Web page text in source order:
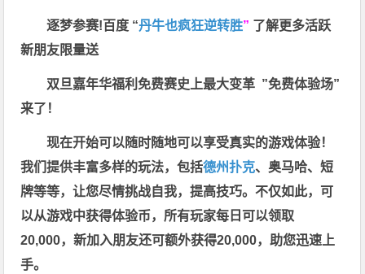
逐梦参赛!百度 “丹牛也疯狂逆转胜” 了解更多活跃
新朋友限量送
双旦嘉年华福利免费赛史上最大变革 ”免费体验场”
来了！
现在开始可以随时随地可以享受真实的游戏体验！
我们提供丰富多样的玩法，包括德州扑克、奥马哈、短
牌等等，让您尽情挑战自我，提高技巧。不仅如此， 可
以从游戏中获得体验币，所有玩家每日可以领取
20,000，新加入朋友还可额外获得20,000，助您迅速上
手。